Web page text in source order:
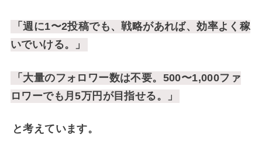
「週に1〜2投稿でも、戦略があれば、効率よく稼
いでいける。」
「大量のフォロワー数は不要。500〜1,000ファ
ロワーでも月5万円が目指せる。」
と考えています。